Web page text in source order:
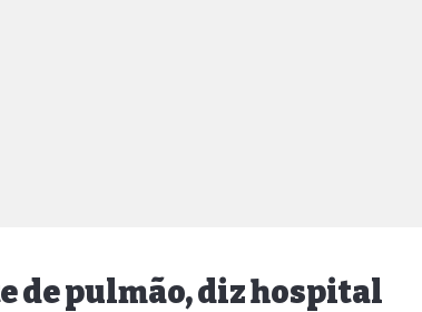
de pulmão, diz hospital